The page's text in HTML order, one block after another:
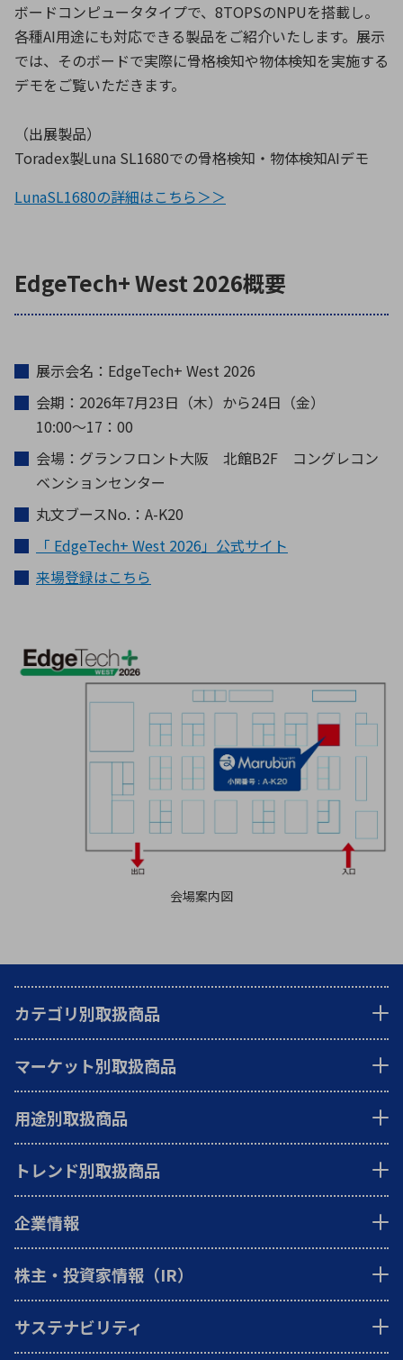
ボードコンピュータタイプで、8TOPSのNPUを搭載し。
各種AI用途にも対応できる製品をご紹介いたします。展示
では、そのボードで実際に骨格検知や物体検知を実施する
デモをご覧いただきます。
（出展製品）
Toradex製Luna SL1680での骨格検知・物体検知AIデモ
LunaSL1680の詳細はこちら＞＞
EdgeTech+ West 2026概要
展示会名：EdgeTech+ West 2026
会期：2026年7月23日（木）から24日（金）
10:00〜17：00
会場：グランフロント大阪 北館B2F コングレコン
ベンションセンター
丸文ブースNo.：A-K20
「 EdgeTech+ West 2026」公式サイト
来場登録はこちら
会場案内図
カテゴリ別取扱商品
マーケット別取扱商品
用途別取扱商品
トレンド別取扱商品
企業情報
株主・投資家情報（IR）
サステナビリティ